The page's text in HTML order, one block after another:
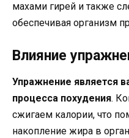
махами гирей и также
обеспечивая организм
Влияние
Упражнение является
процесса похудения.
сжигаем калории, что
накопление жира в